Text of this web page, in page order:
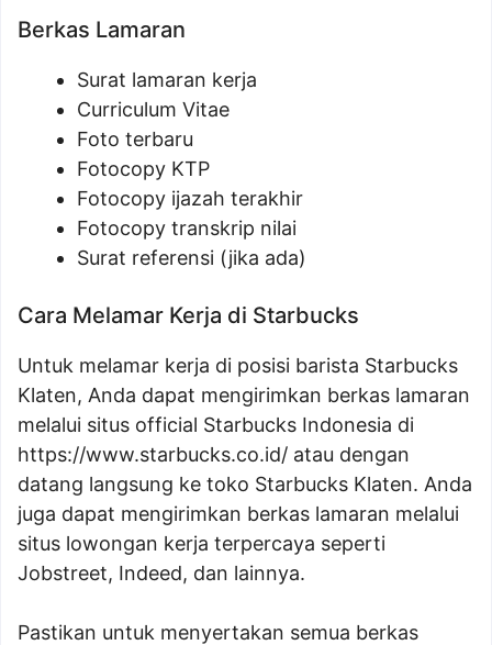
Berkas Lamaran
Surat lamaran kerja
Curriculum Vitae
Foto terbaru
Fotocopy KTP
Fotocopy ijazah terakhir
Fotocopy transkrip nilai
Surat referensi (jika ada)
Cara Melamar Kerja di Starbucks
Untuk melamar kerja di posisi barista Starbucks
Klaten, Anda dapat mengirimkan berkas lamaran
melalui situs official Starbucks Indonesia di
https://www.starbucks.co.id/ atau dengan
datang langsung ke toko Starbucks Klaten. Anda
juga dapat mengirimkan berkas lamaran melalui
situs lowongan kerja terpercaya seperti
Jobstreet, Indeed, dan lainnya.
Pastikan untuk menyertakan semua berkas